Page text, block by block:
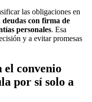
las obligaciones en
deudas con firma de
personales. Esa
y a evitar promesas
el convenio
por sí solo a